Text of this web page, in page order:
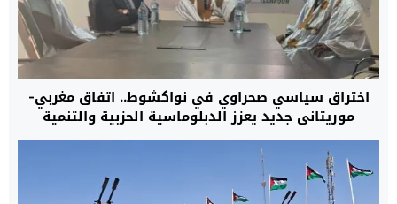
اختراق سياسي صحراوي في نواكشوط.. اتفاق مغربي-
موريتاني جديد يعزز الدبلوماسية الحزبية والتنمية
المستدامة